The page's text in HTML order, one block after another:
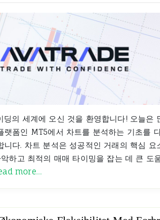
딩의 세계에 오신 것을 환영합니다! 오늘은
랫폼인 MT5에서 차트를 분석하는 기초를
니다. 차트 분석은 성공적인 거래의 핵심 요
하고 최적의 매매 타이밍을 잡는 데 큰 도
more…